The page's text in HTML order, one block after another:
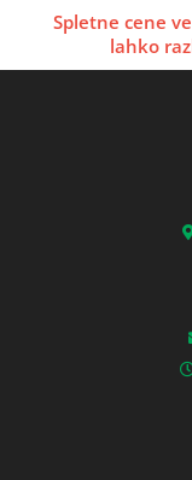
Spletne cene
lahko